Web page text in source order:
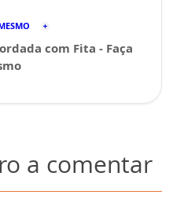
com Fita - Faça
a comentar